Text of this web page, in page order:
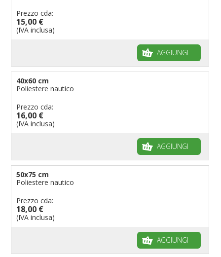
Prezzo cda:
15,00 €
(IVA inclusa)
AGGIUNGI
40x60 cm
Poliestere nautico
Prezzo cda:
16,00 €
(IVA inclusa)
AGGIUNGI
50x75 cm
Poliestere nautico
Prezzo cda:
18,00 €
(IVA inclusa)
AGGIUNGI